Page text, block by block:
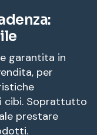
garantita in
per
cibi. Soprattutto
prestare